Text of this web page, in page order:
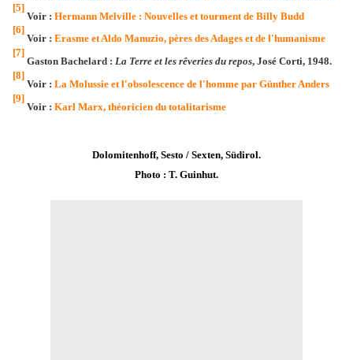
[5]
Voir : Hermann Melville : Nouvelles et tourment de Billy Budd
[6]
Voir : Erasme et Aldo Manuzio, pères des Adages et de l'humanisme
[7]
Gaston Bachelard : La Terre et les rêveries du repos, José Corti, 1948.
[8]
Voir : La Molussie et l'obsolescence de l'homme par Günther Anders
[9]
Voir : Karl Marx, théoricien du totalitarisme
Dolomitenhoff, Sesto / Sexten, Südirol.
Photo : T. Guinhut.